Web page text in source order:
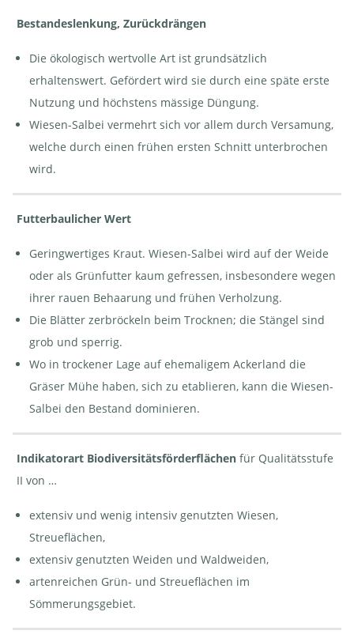
Bestandeslenkung, Zurückdrängen
Die ökologisch wertvolle Art ist grundsätzlich
erhaltenswert. Gefördert wird sie durch eine späte erste
Nutzung und höchstens mässige Düngung.
Wiesen-Salbei vermehrt sich vor allem durch Versamung,
welche durch einen frühen ersten Schnitt unterbrochen
wird.
Futterbaulicher Wert
Geringwertiges Kraut. Wiesen-Salbei wird auf der Weide
oder als Grünfutter kaum gefressen, insbesondere wegen
ihrer rauen Behaarung und frühen Verholzung.
Die Blätter zerbröckeln beim Trocknen; die Stängel sind
grob und sperrig.
Wo in trockener Lage auf ehemaligem Ackerland die
Gräser Mühe haben, sich zu etablieren, kann die Wiesen-
Salbei den Bestand dominieren.
Indikatorart Biodiversitätsförderflächen für Qualitätsstufe
II von …
extensiv und wenig intensiv genutzten Wiesen,
Streueflächen,
extensiv genutzten Weiden und Waldweiden,
artenreichen Grün- und Streueflächen im
Sömmerungsgebiet.